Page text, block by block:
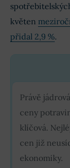
květen
přidal 2,9 %.
Právě
ceny
klíčová.
cen již
ekonomiky.